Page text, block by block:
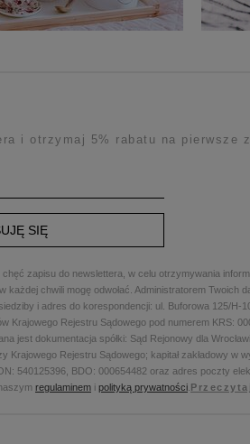
i otrzymaj 5% rabatu na pierwsze
SIĘ
chęć zapisu do newslettera, w celu otrzymywania
każdej chwili mogę odwołać. Administratorem Twoich
i adres do korespondencji: ul. Buforowa 125/H-
Krajowego Rejestru Sądowego pod numerem KRS:
jest dokumentacja spółki: Sąd Rejonowy dla
Krajowego Rejestru Sądowego; kapitał zakładowy w
540125396, BDO: 000654482 oraz adres poczty
regulaminem i polityką prywatności